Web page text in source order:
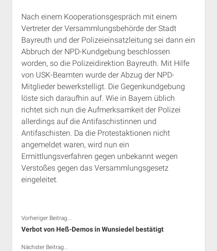
Nach einem Kooperationsgespräch mit einem
Vertreter der Versammlungsbehörde der Stadt
Bayreuth und der Polizeieinsatzleitung sei dann ein
Abbruch der NPD-Kundgebung beschlossen
worden, so die Polizeidirektion Bayreuth. Mit Hilfe
von USK-Beamten wurde der Abzug der NPD-
Mitglieder bewerkstelligt. Die Gegenkundgebung
löste sich daraufhin auf. Wie in Bayern üblich
richtet sich nun die Aufmerksamkeit der Polizei
allerdings auf die Antifaschistinnen und
Antifaschisten. Da die Protestaktionen nicht
angemeldet waren, wird nun ein
Ermittlungsverfahren gegen unbekannt wegen
Verstoßes gegen das Versammlungsgesetz
eingeleitet.
Vorheriger Beitrag...
Verbot von Heß-Demos in Wunsiedel bestätigt
Nächster Beitrag...